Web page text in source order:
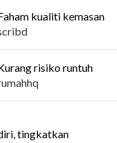
kualiti kemasan
risiko runtuh
tingkatkan